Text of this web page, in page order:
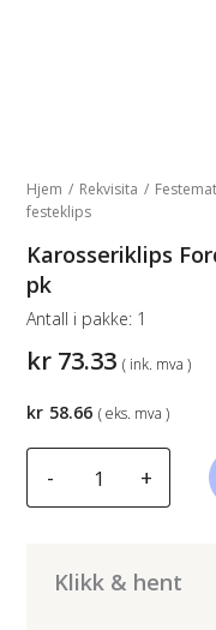
Hjem / Rekvisita /
festeklips
Karosseriklips
pk
kr 73.33 ( ink. mva )
Antall i pakke: 1
-
Rod
+
Klikk & hent
kr 58.66 ( eks. mva )